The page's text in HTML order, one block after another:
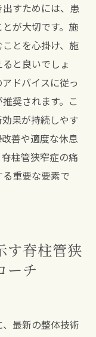
すためには、患
が大切です。施
とを心掛け、施
と良いでしょ
ドバイスに従っ
奨されます。こ
果が持続しやす
善や適度な休息
柱管狭窄症の痛
重要な要素で
す脊柱管狭
ーチ
最新の整体技術